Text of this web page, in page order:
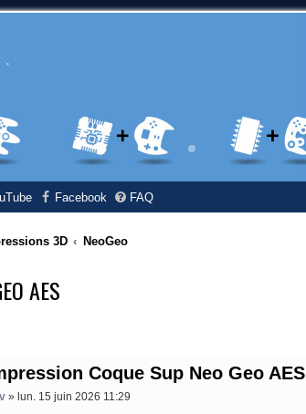
Facebook FAQ
3D NeoGeo
AES
Coque Sup Neo Geo AES
» lun. 15 juin 2026 11:29